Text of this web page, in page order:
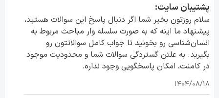
پشتیبان سایت:
سلام روزتون بخیر شما اگر دنبال پاسخ این سوالات هستید،
پیشنهاد ما اینه که به صورت سلسله وار مباحث مربوط به
انسان‌شناسی رو بخونید تا جواب کامل سوالاتتون رو
بگیرید. به علتن گستردگی سوالات شما و محدودیت موجود
در کامنت، امکان پاسخگویی وجود نداره.
۱۴۰۴/۰۸/۱۸